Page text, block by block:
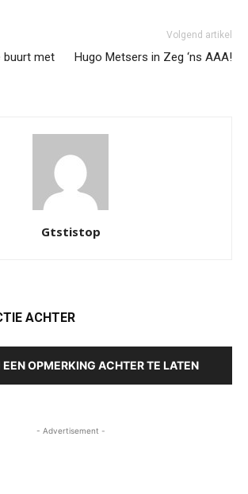
buurt met
Volgend artikel
Hugo Metsers in Zeg ‘ns AAA!
Gtstistop
ACHTER
OPMERKING ACHTER TE LATEN
- Advertisement -